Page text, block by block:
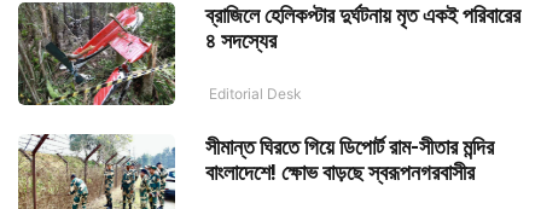
ব্রাজিলে হেলিকপ্টার দুর্ঘটনায় মৃত একই পরিবারের
৪ সদস্যের
Editorial Desk
সীমান্ত ঘিরতে গিয়ে ডিপোর্ট রাম-সীতার মন্দির
বাংলাদেশে! ক্ষোভ বাড়ছে স্বরূপনগরবাসীর